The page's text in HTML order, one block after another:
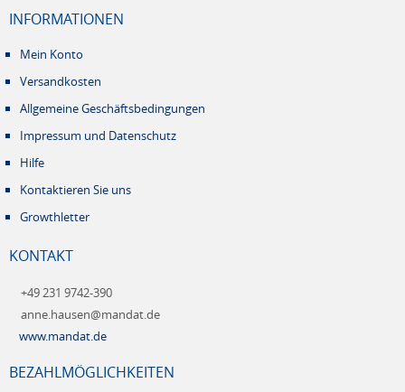
INFORMATIONEN
Mein Konto
Versandkosten
Allgemeine Geschäftsbedingungen
Impressum und Datenschutz
Hilfe
Kontaktieren Sie uns
Growthletter
KONTAKT
+49 231 9742-390
anne.hausen@mandat.de
www.mandat.de
BEZAHLMÖGLICHKEITEN